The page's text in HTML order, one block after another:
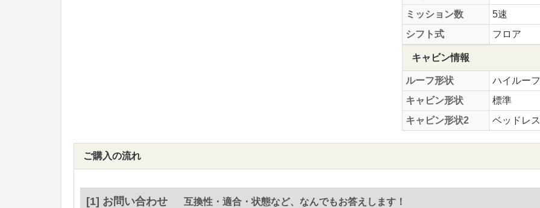
ミッション数
5速
シフト式
フロア
キャビン情報
ルーフ形状
ハイルーフ
キャビン形状
標準
キャビン形状2
ベッドレス
ご購入の流れ
[1] お問い合わせ 互換性・適合・状態など、なんでもお答えします！